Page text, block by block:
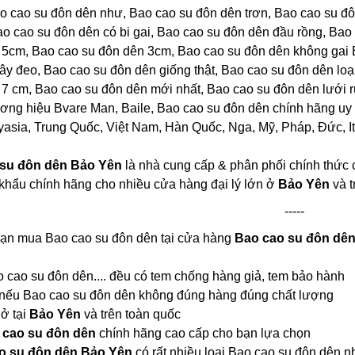
cao su đôn dên như, Bao cao su đôn dên trơn, Bao cao su
cao su đôn dên có bi gai, Bao cao su đôn dên đầu rồng,
Bao cao su đôn dên 3cm, Bao cao su đôn dên không
đeo, Bao cao su đôn dên giống thật, Bao cao su đôn dên
cm, Bao cao su đôn dên mới nhất, Bao cao su đôn dên lưới
hiệu Bvare Man, Baile, Bao cao su đôn dên chính hãng
Trung Quốc, Việt Nam, Hàn Quốc, Nga, Mỹ, Pháp, Đức,
đôn dên Bảo Yên là nhà cung cấp & phân phối chính
chính hãng cho nhiều cửa hàng đại lý lớn ở Bảo Yên và
-----
mua Bao cao su đôn dên tại cửa hàng Bao cao su đôn
cao su đôn dên.... đều có tem chống hàng giả, tem bảo hành
Bao cao su đôn dên không đúng hàng đúng chất lượng
tại Bảo Yên và trên toàn quốc
su đôn dên chính hãng cao cấp cho bạn lựa chọn
su đôn dên Bảo Yên có rất nhiều loại Bao cao su đôn dên